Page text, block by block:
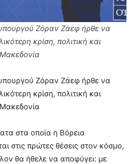
Ζόραν Ζάεφ ήρθε να
κρίση, πολιτική και
Ζόραν Ζάεφ ήρθε να
κρίση, πολιτική και
στα οποία η Βόρεια
στις πρώτες θέσεις στον κόσμο,
θα ήθελε να αποφύγει: με